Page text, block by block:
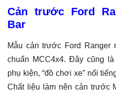
Cản trước Ford
Bar
Mẫu cản trước Ford Ranger
chuẩn MCC4x4. Đây cũng
phụ kiện, “đồ chơi xe” nổi
Chất liệu làm nên cản trước